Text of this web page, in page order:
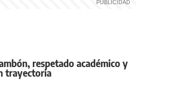
respetado académico y
trayectoria